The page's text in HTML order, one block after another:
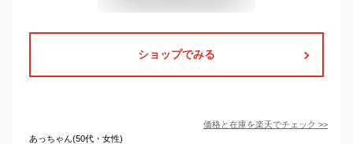
ショップでみる
価格と在庫を楽天でチェック >>
あっちゃん(50代・女性)